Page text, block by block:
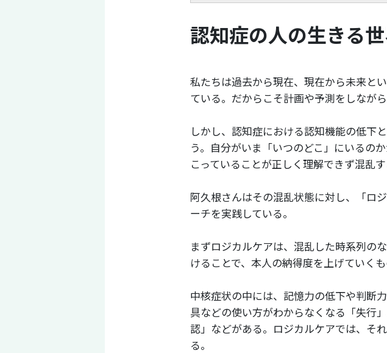
認知症の人の生きる
私たちは過去から現在、現在から未来と
ている。だからこそ計画や予測をしながら
しかし、認知症における認知機能の低下
う。自分がいま「いつのどこ」にいるの
こっていることが正しく理解できず混乱す
阿久根さんはその混乱状態に対し、「ロ
ーチを実践している。
まずロジカルケアは、混乱した時系列の
けることで、本人の納得度を上げていくも
中核症状の中には、記憶力の低下や判断
具などの使い方がわからなくなる「失行
認」などがある。ロジカルケアでは、そ
る。